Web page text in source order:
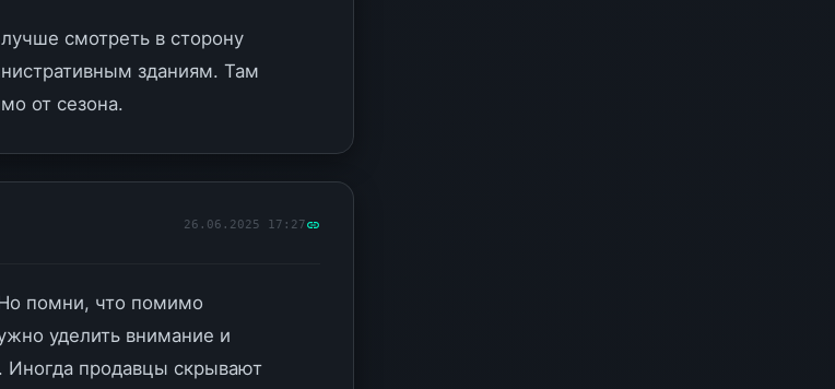
смотреть в сторону
зданиям. Там
от сезона.
26.06.2025 17:27
помни, что помимо
уделить внимание и
продавцы скрывают